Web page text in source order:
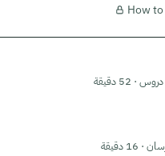
How
· 16 دقيقة